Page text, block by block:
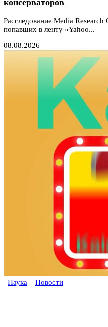
консерваторов
Расследование Media Research
попавших в ленту «Yahoo...
08.08.2026
Наука Новости